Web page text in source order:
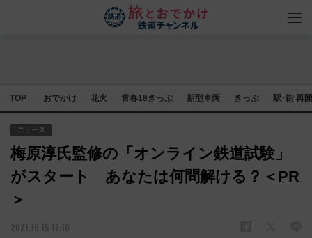
TOP おでかけ 花火 青春18きっぷ 新型車両 きっぷ 駅･街 再
ニュース
梅原淳氏監修の「オンライン鉄道試験」
がスタート あなたは何問解ける？＜PR
＞
2021.10.15 17:10